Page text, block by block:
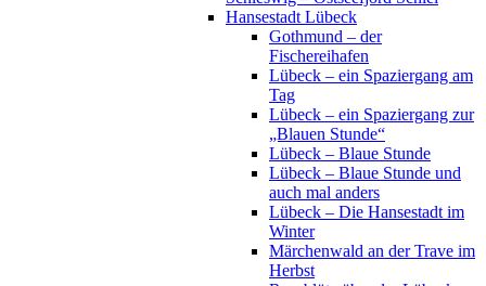
Hansestadt Lübeck
Gothmund – der
Fischereihafen
Lübeck – ein Spaziergang am
Tag
Lübeck – ein Spaziergang zur
„Blauen Stunde“
Lübeck – Blaue Stunde
Lübeck – Blaue Stunde und
auch mal anders
Lübeck – Die Hansestadt im
Winter
Märchenwald an der Trave im
Herbst